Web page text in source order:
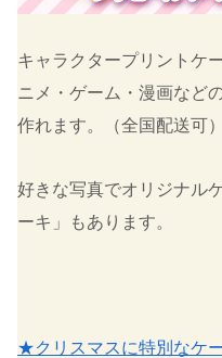
キャラクタープリントケ
ニメ・ゲーム・漫画など
作れます。（全国配送可）
好きな写真でオリジナル
ーキ」もあります。
★クリスマスに特別なケ